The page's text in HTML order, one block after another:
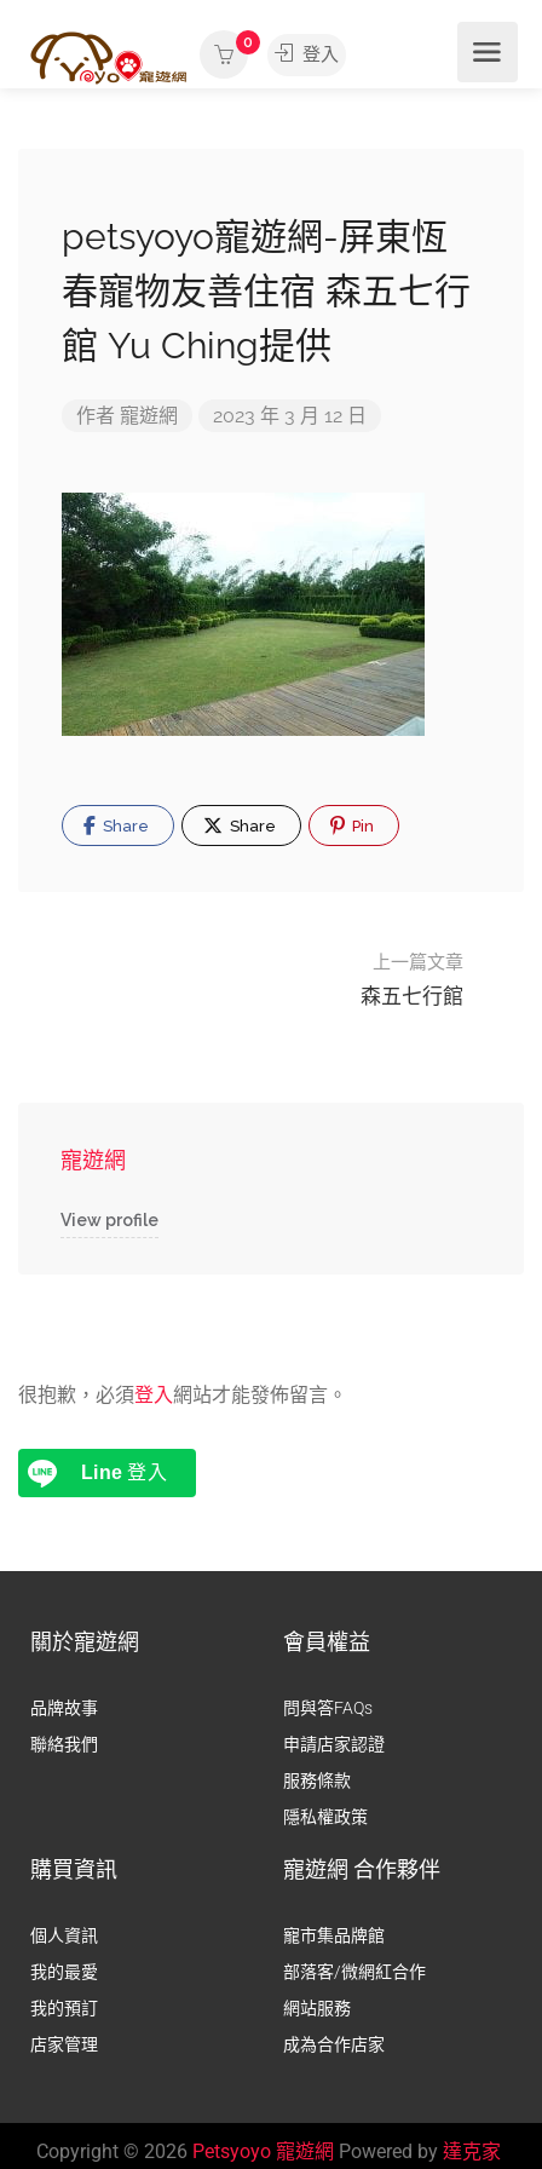
0
登入
petsyoyo寵遊網-屏東恆
春寵物友善住宿 森五七行
館 Yu Ching提供
作者 寵遊網 2023 年 3 月 12 日
Share Share Pin
上一篇文章
森五七行館
寵遊網
View profile
很抱歉，必須登入網站才能發佈留言。
Line 登入
關於寵遊網
品牌故事
聯絡我們
會員權益
問與答FAQs
申請店家認證
服務條款
隱私權政策
購買資訊
個人資訊
我的最愛
我的預訂
店家管理
寵遊網 合作夥伴
寵市集品牌館
部落客/微網紅合作
網站服務
成為合作店家
Copyright © 2026 Petsyoyo 寵遊網 Powered by 達克家